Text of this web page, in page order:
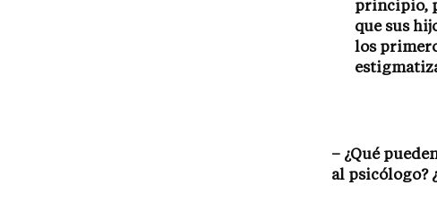
principio,
que sus
los
– ¿Qué
al psicólogo?